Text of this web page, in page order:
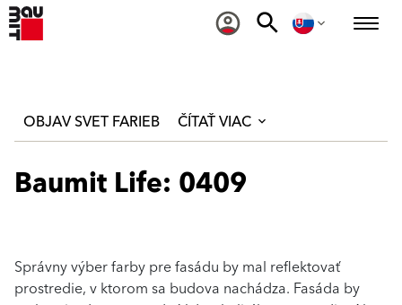
OBJAV SVET FARIEB ČÍTAŤ VIAC
Baumit Life: 0409
Správny výber farby pre fasádu by mal reflektovať
prostredie, v ktorom sa budova nachádza. Fasáda by